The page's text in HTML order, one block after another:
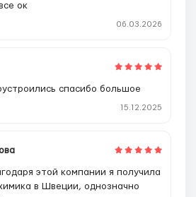
ок
06.03.2026
спасибо большое
15.12.2025
этой компании я получила
в Швеции, однозначно